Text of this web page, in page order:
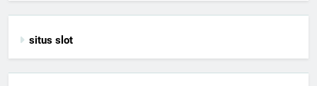
situs slot